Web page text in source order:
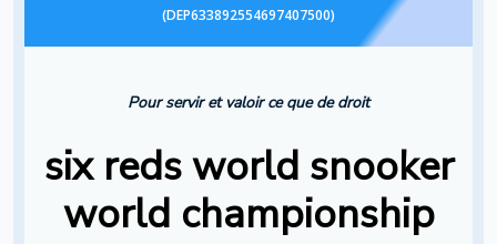
(DEP633892554697407500)
Pour servir et valoir ce que de droit
six reds world snooker
world championship